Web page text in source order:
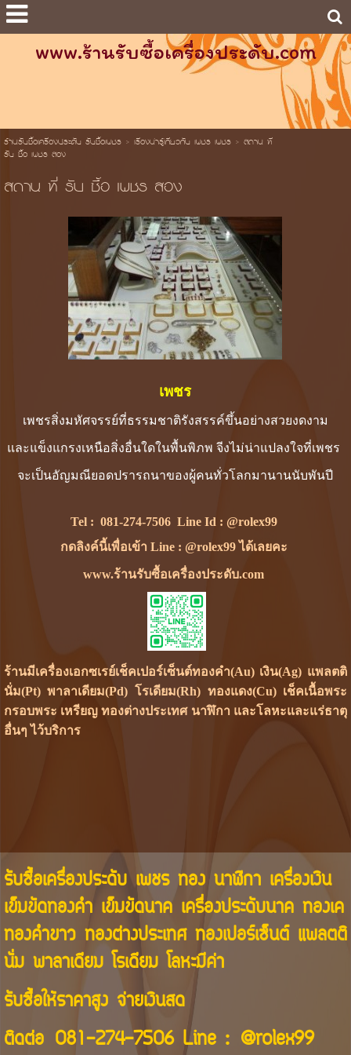
www.ร้านรับซื้อเครื่องประดับ.com
ร้านรับซื้อเครื่องประดับ รับซื้อเพชร> เรื่องน่ารู้เกี่ยวกับ เพชร เพชร> สถาน ที่
รับ ซื้อ เพชร สอง
สถาน ที่ รับ ซื้อ เพชร สอง
เพชร
เพชรสิ่งมหัศจรรย์ที่ธรรมชาติรังสรรค์ขึ้นอย่างสวยงดงาม
และแข็งแกรงเหนือสิ่งอื่นใดในพื้นพิภพ จีงไม่น่าแปลงใจที่เพชร
จะเป็นอัญมณียอดปรารถนาของผู้คนทั่วโลกมานานนับพันปี
Tel : 081-274-7506Line Id : @rolex99
กดลิงค์นี้เพื่อเข้า Line : @rolex99 ได้เลยคะ
www.ร้านรับซื้อเครื่องประดับ.com
ร้านมีเครื่องเอกซเรย์เช็คเปอร์เซ็นต์ทองคำ(Au) เงิน(Ag) แพลตติ
นั่ม(Pt) พาลาเดียม(Pd) โรเดียม(Rh) ทองแดง(Cu) เช็คเนื้อพระ
กรอบพระ เหรียญ ทองต่างประเทศ นาฬิกา และโลหะและแร่ธาตุ
อื่นๆ ไว้บริการ
รับซื้อเครื่องประดับ เพชร ทอง นาฬิกา เครื่องเงิน
เข็มขัดทองคำ เข็มขัดนาค เครื่องประดับนาค ทองเค
ทองคำขาว ทองต่างประเทศ ทองเปอร์เซ็นต์ แพลตติ
นั่ม พาลาเดียม โรเดียม โลหะมีค่า
รับซื้อให้ราคาสูง จ่ายเงินสด
ติดต่อ 081-274-7506Line : @rolex99